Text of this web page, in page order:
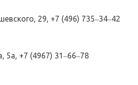
29, +7 (496) 735‒34‒42
5а, +7 (4967) 31‒66‒78